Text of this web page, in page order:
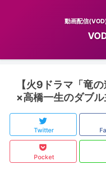
動画配信
【火9ドラマ「竜
×高橋一生のダブ
Twitter
Pocket